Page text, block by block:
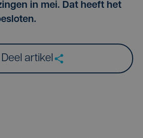
in mei. Dat heeft het
Deel artikel